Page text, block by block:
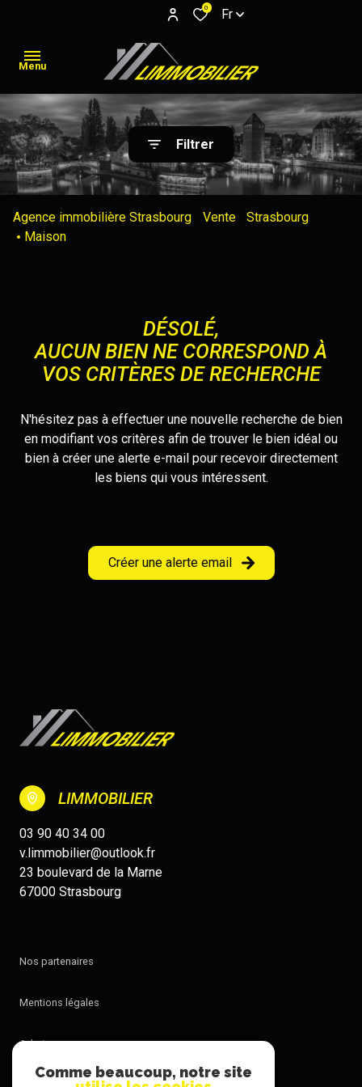
0 Fr
Menu
L'agence
Acheter
maisons
APPARTEMENTS
pro
Acheter
Louer
Meublés
Non
meublés
en
location
Nos
biens
vendus
Résidentiel
Immo
Pro
Filtrer
Agence immobilière Strasbourg Vente
Strasbourg
Maison
DÉSOLÉ,
AUCUN BIEN NE CORRESPOND À
VOS CRITÈRES DE RECHERCHE
N'hésitez pas à effectuer une nouvelle recherche de bien
en modifiant vos critères afin de trouver le bien idéal ou
bien à créer une alerte e-mail pour recevoir directement
les biens qui vous intéressent.
Créer une alerte email
LIMMOBILIER
03 90 40 34 00
v.limmobilier@outlook.fr
23 boulevard de la Marne
67000 Strasbourg
Nos partenaires
Mentions légales
Admin
Comme beaucoup, notre site